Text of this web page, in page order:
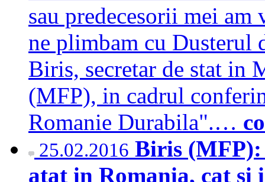
sau predecesorii mei
ne plimbam cu Dusterul
Biris, secretar de stat in
(MFP), in cadrul
Romanie Durabila".…
25.02.2016 Biris (MFP):
atat in Romania, cat